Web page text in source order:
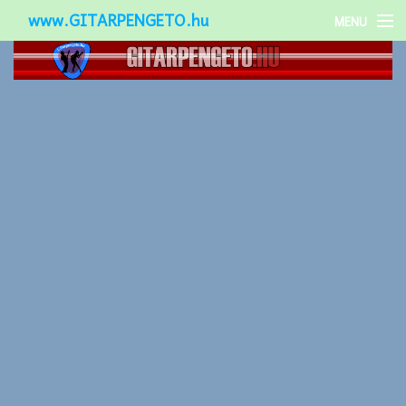
www.GITARPENGETO.hu MENU
Népszerű-